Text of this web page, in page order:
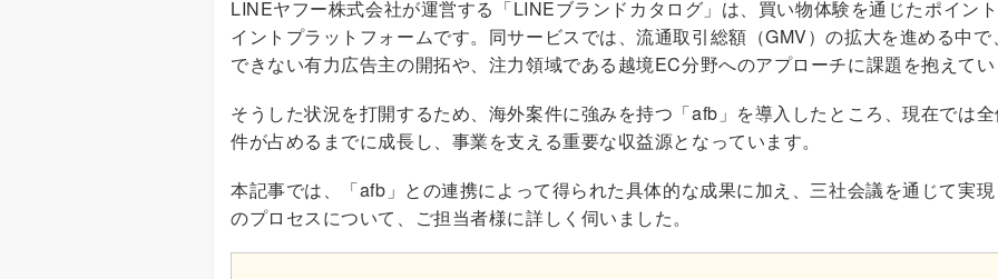
LINEヤフー株式会社が運営する「LINEブランドカタログ」は、買い物体験を通じたポイン
イントプラットフォームです。同サービスでは、流通取引総額（GMV）の拡大を進める中
できない有力広告主の開拓や、注力領域である越境EC分野へのアプローチに課題を抱えて
そうした状況を打開するため、海外案件に強みを持つ「afb」を導入したところ、現在では
件が占めるまでに成長し、事業を支える重要な収益源となっています。
本記事では、「afb」との連携によって得られた具体的な成果に加え、三社会議を通じて実
のプロセスについて、ご担当者様に詳しく伺いました。